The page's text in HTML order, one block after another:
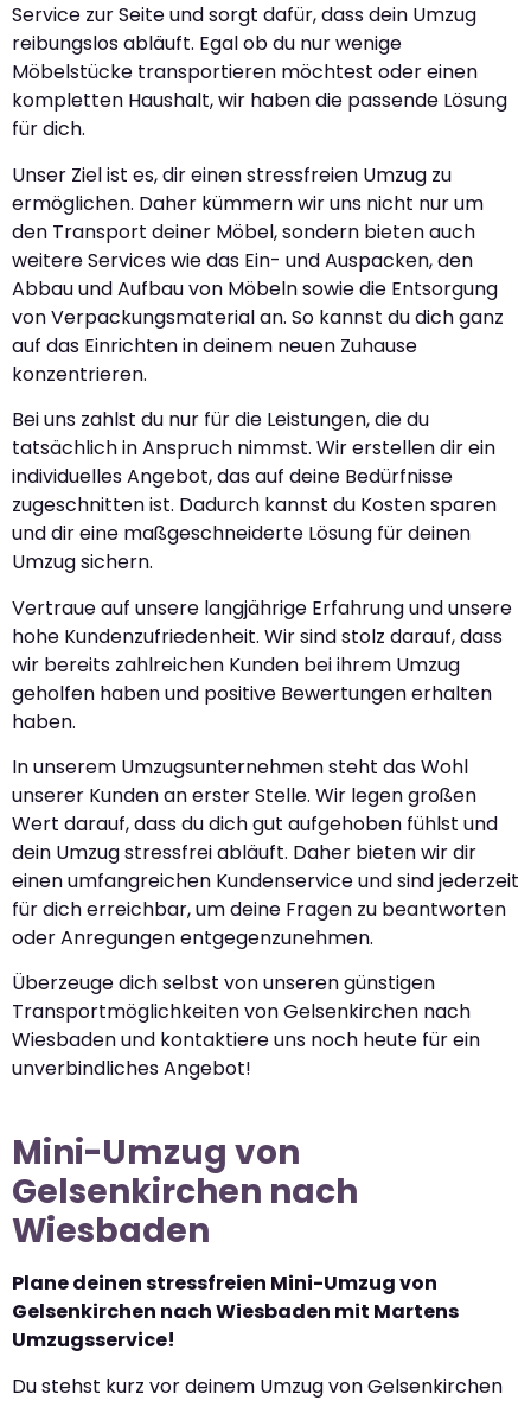
Service zur Seite und sorgt dafür, dass dein Umzug
reibungslos abläuft. Egal ob du nur wenige
Möbelstücke transportieren möchtest oder einen
kompletten Haushalt, wir haben die passende Lösung
für dich.
Unser Ziel ist es, dir einen stressfreien Umzug zu
ermöglichen. Daher kümmern wir uns nicht nur um
den Transport deiner Möbel, sondern bieten auch
weitere Services wie das Ein- und Auspacken, den
Abbau und Aufbau von Möbeln sowie die Entsorgung
von Verpackungsmaterial an. So kannst du dich ganz
auf das Einrichten in deinem neuen Zuhause
konzentrieren.
Bei uns zahlst du nur für die Leistungen, die du
tatsächlich in Anspruch nimmst. Wir erstellen dir ein
individuelles Angebot, das auf deine Bedürfnisse
zugeschnitten ist. Dadurch kannst du Kosten sparen
und dir eine maßgeschneiderte Lösung für deinen
Umzug sichern.
Vertraue auf unsere langjährige Erfahrung und unsere
hohe Kundenzufriedenheit. Wir sind stolz darauf, dass
wir bereits zahlreichen Kunden bei ihrem Umzug
geholfen haben und positive Bewertungen erhalten
haben.
In unserem Umzugsunternehmen steht das Wohl
unserer Kunden an erster Stelle. Wir legen großen
Wert darauf, dass du dich gut aufgehoben fühlst und
dein Umzug stressfrei abläuft. Daher bieten wir dir
einen umfangreichen Kundenservice und sind jederzeit
für dich erreichbar, um deine Fragen zu beantworten
oder Anregungen entgegenzunehmen.
Überzeuge dich selbst von unseren günstigen
Transportmöglichkeiten von Gelsenkirchen nach
Wiesbaden und kontaktiere uns noch heute für ein
unverbindliches Angebot!
Mini-Umzug von
Gelsenkirchen nach
Wiesbaden
Plane deinen stressfreien Mini-Umzug von
Gelsenkirchen nach Wiesbaden mit Martens
Umzugsservice!
Du stehst kurz vor deinem Umzug von Gelsenkirchen